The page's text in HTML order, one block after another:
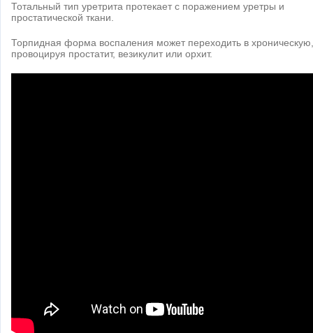
Тотальный тип уретрита протекает с поражением уретры и
простатической ткани.
Торпидная форма воспаления может переходить в хроническую,
провоцируя простатит, везикулит или орхит.